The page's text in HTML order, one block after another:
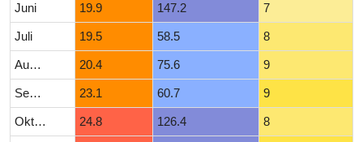
Juni 19.9 147.2 7
Juli 19.5 58.5 8
August 20.4 75.6 9
September 23.1 60.7 9
Oktober 24.8 126.4 8